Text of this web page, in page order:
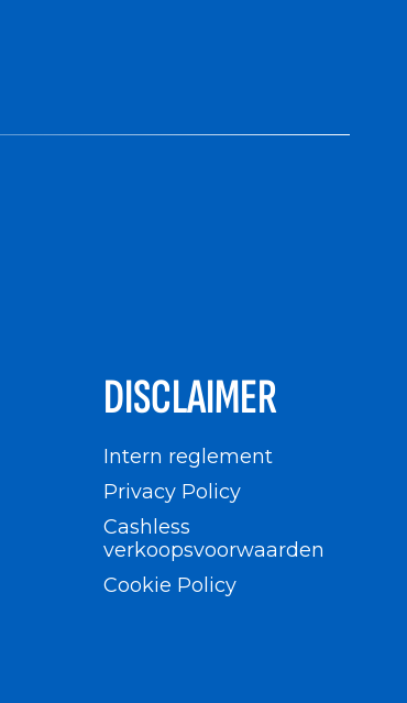
DISCLAIMER
Intern reglement
Privacy Policy
Cashless
verkoopsvoorwaarden
Cookie Policy